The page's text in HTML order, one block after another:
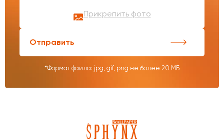
Прикрепить фото
Отправить
*Формат файла: jpg, gif, png не более 20 МБ